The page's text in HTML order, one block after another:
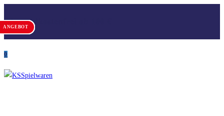
Inhalt
springen
Versandkostenfrei ab 100 €
0
ANGEBOT
ANGEBOT
ANGEBOT
ANGEBOT
ANGEBOT